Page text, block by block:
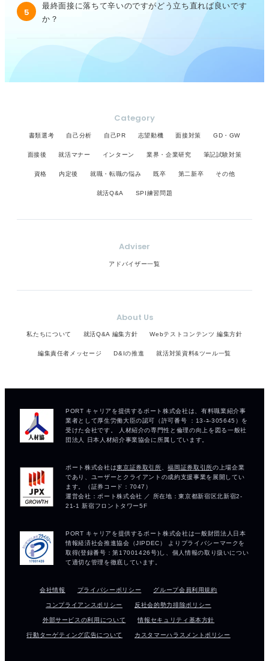
5
最終面接に落ちて辛いのですがどう立ち直れば良いです
か？
Category
書類選考 自己分析 自己PR 志望動機 面接対策 GD・GW
面接後 就活マナー インターン 業界・企業研究 筆記試験対策
資格 内定後 就職・転職の悩み 既卒 第二新卒 その他
就活Q&A SPI練習問題
Adviser
アドバイザー一覧
About Us
私たちについて 就活Q&A 編集方針 Webテストコンテンツ 編集方針
編集責任者メッセージ D&Iの推進 就活対策資料&ツール一覧
会社情報 プライバシーポリシー グループ会員利用規約
コンプライアンスポリシー 反社会的勢力排除ポリシー
外部サービスの利用について 情報セキュリティ基本方針
行動ターゲティング広告について カスタマーハラスメントポリシー